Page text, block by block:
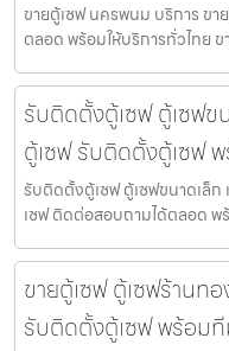
ขายตู้เซฟ นครพนม บริการ ข
ตลอด พร้อมให้บริการทั่วไทย
รับติดตั้งตู้เซฟ ตู้เซฟข
ตู้เซฟ รับติดตั้งตู้เซฟ
รับติดตั้งตู้เซฟ ตู้เซฟขนาดเล็
เซฟ ติดต่อสอบถามได้ตลอด พ
ขายตู้เซฟ ตู้เซฟร้านทอ
รับติดตั้งตู้เซฟ พร้อม